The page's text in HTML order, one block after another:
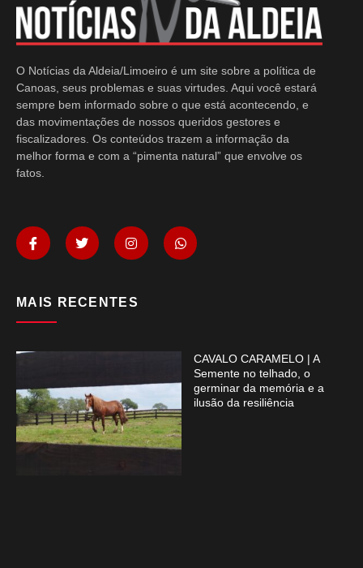
O Notícias da Aldeia/Limoeiro é um site sobre a política de
Canoas, seus problemas e suas virtudes. Aqui você estará
sempre bem informado sobre o que está acontecendo, e
das movimentações de nossos queridos gestores e
fiscalizadores. Os conteúdos trazem a informação da
melhor forma e com a “pimenta natural” que envolve os
fatos.
MAIS RECENTES
CAVALO CARAMELO | A
Semente no telhado, o
germinar da memória e a
ilusão da resiliência